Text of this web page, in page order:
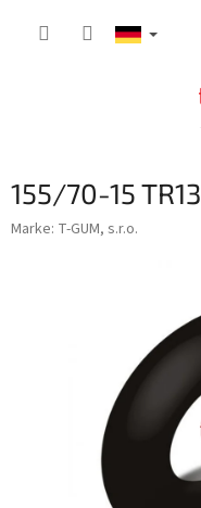
155/70-15 TR13
Marke: T-GUM, s.r.o.